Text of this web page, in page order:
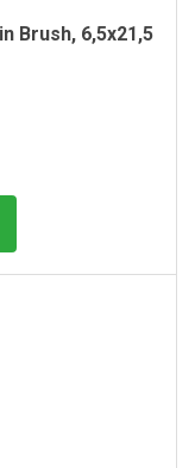
Brush, 6,5x21,5